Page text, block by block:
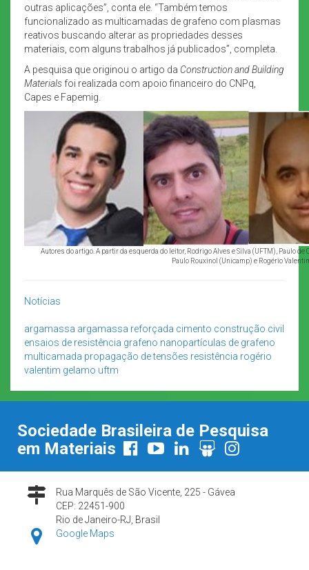
outras aplicações”, conta ele. “Também temos
funcionalizado as multicamadas de grafeno com plasmas
reativos buscando alterar as propriedades desses
materiais, com alguns trabalhos já publicados”, completa.
A pesquisa que originou o artigo da Construction and Building
Materials foi realizada com apoio financeiro do CNPq,
Capes e Fapemig.
Autores do artigo. A partir da esquerda do leitor, Rodrigo Alves e Silva (UFTM), Paulo
Paulo Rouxinol (Unicamp) e Rogério
Notícias
argamassa argamassa reforçada cimento construção civil
ensaios de resistência grafeno nanopartículas de grafeno
multicamada propagação de tensões resistência rogério
valentim gelamo uftm
Sociedade Brasileira de Pesquisa
em Materiais
Rua Marquês de São Vicente, 225 - Gávea
CEP: 22451-900
Rio de Janeiro-RJ, Brasil
Google Maps